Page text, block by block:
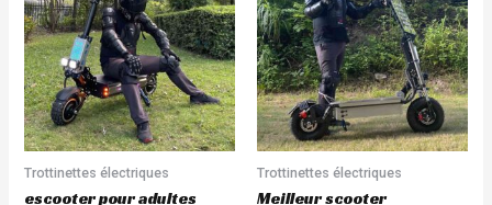
5
Trottinettes électriques
escooter pour adultes
Trottinettes électriques
Meilleur scooter